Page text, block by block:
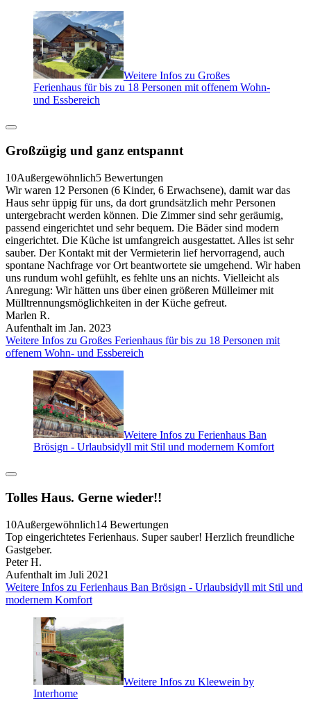
Weitere Infos zu Großes
Ferienhaus für bis zu 18 Personen mit offenem Wohn-
und Essbereich
Großzügig und ganz entspannt
10Außergewöhnlich5 Bewertungen
Wir waren 12 Personen (6 Kinder, 6 Erwachsene), damit war das
Haus sehr üppig für uns, da dort grundsätzlich mehr Personen
untergebracht werden können. Die Zimmer sind sehr geräumig,
passend eingerichtet und sehr bequem. Die Bäder sind modern
eingerichtet. Die Küche ist umfangreich ausgestattet. Alles ist sehr
sauber. Der Kontakt mit der Vermieterin lief hervorragend, auch
spontane Nachfrage vor Ort beantwortete sie umgehend. Wir haben
uns rundum wohl gefühlt, es fehlte uns an nichts. Vielleicht als
Anregung: Wir hätten uns über einen größeren Mülleimer mit
Mülltrennungsmöglichkeiten in der Küche gefreut.
Marlen R.
Aufenthalt im Jan. 2023
Weitere Infos zu Großes Ferienhaus für bis zu 18 Personen mit
offenem Wohn- und Essbereich
Weitere Infos zu Ferienhaus Ban
Brösign - Urlaubsidyll mit Stil und modernem Komfort
Tolles Haus. Gerne wieder!!
10Außergewöhnlich14 Bewertungen
Top eingerichtetes Ferienhaus. Super sauber! Herzlich freundliche
Gastgeber.
Peter H.
Aufenthalt im Juli 2021
Weitere Infos zu Ferienhaus Ban Brösign - Urlaubsidyll mit Stil und
modernem Komfort
Weitere Infos zu Kleewein by
Interhome